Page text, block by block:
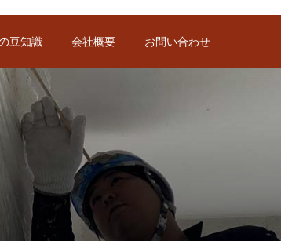
豆知識 会社概要 お問い合わせ